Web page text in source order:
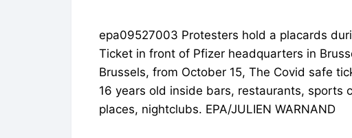
epa09527003 Protesters hold a placards
Ticket in front of Pfizer headquarters in
Brussels, from October 15, The Covid safe
16 years old inside bars, restaurants, sports
places, nightclubs. EPA/JULIEN WARNAND